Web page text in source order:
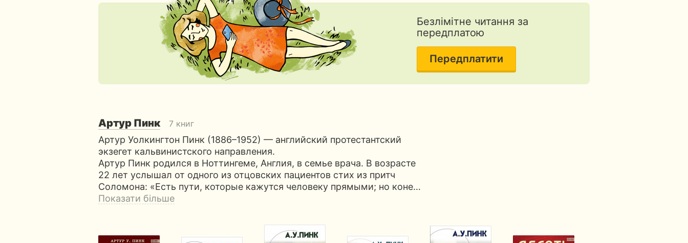
Безлімітне читання за
передплатою
Передплатити
Артур Пинк 7 книг
Артур Уолкингтон Пинк (1886–1952) — английский протестантский
экзегет кальвинистского направления.
Артур Пинк родился в Ноттингеме, Англия, в семье врача. В возрасте
22 лет услышал от одного из отцовских пациентов стих из притч
Соломона: «Есть пути, которые кажутся человеку прямыми; но коне…
Показати більше